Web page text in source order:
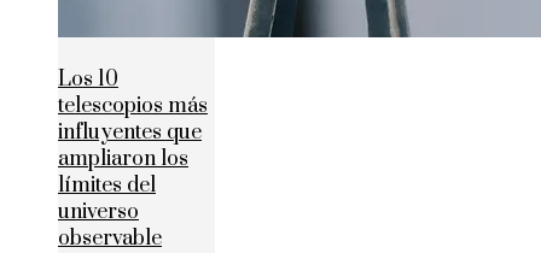
Los 10
telescopios más
influyentes que
ampliaron los
límites del
universo
observable